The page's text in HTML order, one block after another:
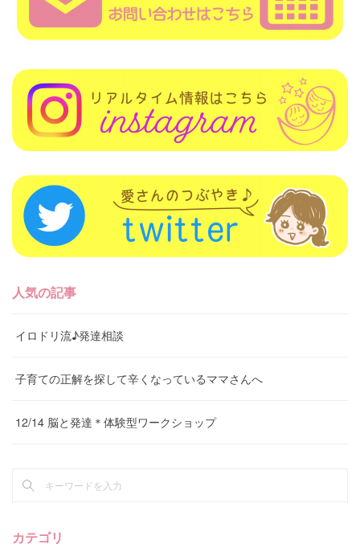
人気の記事
イロドリ流♪発達相談
子育ての正解を探して辛くなっているママさんへ
12/14 脳と発達＊体験型ワークショップ
カテゴリ